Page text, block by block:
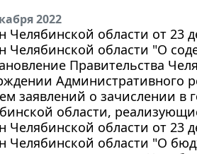
2022
Челябинской области от 23
Челябинской области "О
Правительства
Административного
заявлений о зачислении в
области,
Челябинской области от 23
Челябинской области "О